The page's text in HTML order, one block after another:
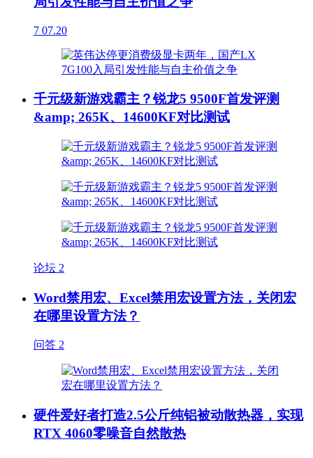
7 07.20
千元级新游戏霸主？锐龙5 9500F首发评测
&amp; 265K、14600KF对比测试
论坛 2
Word禁用宏、Excel禁用宏设置方法，关闭宏
在哪里设置方法？
问答 2
硬件爱好者打造2.5公斤纯铝被动散热器，实现
RTX 4060零噪音自然散热